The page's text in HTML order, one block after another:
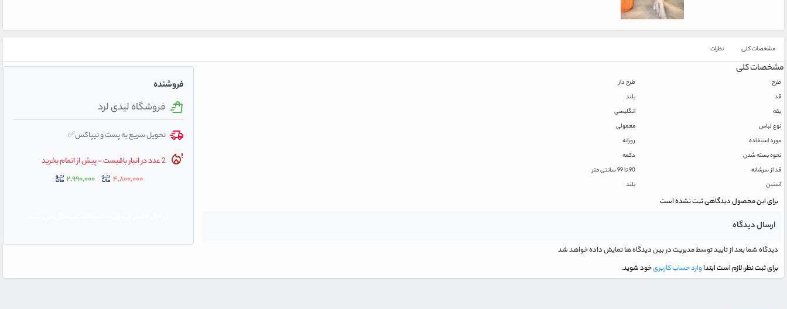
مشخصات کلی نظرات
مشخصات کلی
طرح
طرح دار
قد
بلند
یقه
انگلیسی
نوع لباس
معمولی
مورد استفاده
روزانه
نحوه بسته شدن
دکمه
قد از سرشانه
90 تا 99 سانتی متر
آستین
بلند
برای این محصول دیدگاهی ثبت نشده است
ارسال دیدگاه
دیدگاه شما بعد از تایید توسط مدیریت در بین دیدگاه ها نمایش داده خواهد شد
برای ثبت نظر، لازم است ابتداوارد حساب کاربریخود شوید.
فروشنده
فروشگاه لیدی لرد
تحویل سریع به پست و تیپاکس✅
2 عدد در انبار باقیست - پیش از اتمام بخرید
۴,۸۰۰,۰۰۰
۲,۹۹۰,۰۰۰